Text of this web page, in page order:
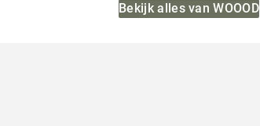
Bekijk alles van WOOOD